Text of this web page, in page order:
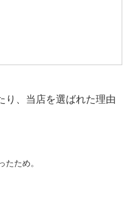
り、当店を選ばれた理由
ため。